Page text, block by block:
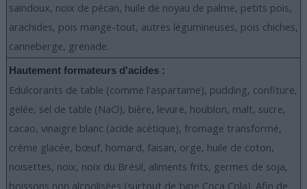
saindoux, noix de pécan, huile de noyau de palme, petits pois,
arachides, pois mange-tout, autres légumineuses, pois chiches,
canneberge, grenade.
Hautement formateurs d'acides :
Edulcorants de table (comme l'aspartame), pudding, confiture,
gelée, sel de table (NaCl), bière, levure, houblon, malt, sucre,
cacao, vinaigre blanc (acide acétique), fromage transformé,
crème glacée, bœuf, homard, faisan, orge, huile de coton,
noisettes, noix, noix du Brésil, aliments frits, germes de soja,
boissons non alcoolisées (surtout de type Coca Cola). Afin de